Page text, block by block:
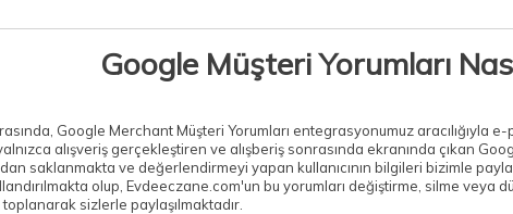
Google Müşteri Yorumları
Google Merchant Müşteri Yorumları entegrasyonumuz
alışveriş gerçekleştiren ve alışberiş sonrasında ekranında çıkan
saklanmakta ve değerlendirmeyi yapan kullanıcının bilgileri bizimle
olup, Evdeeczane.com'un bu yorumları değiştirme, silme veya
sizlerle paylaşılmaktadır.